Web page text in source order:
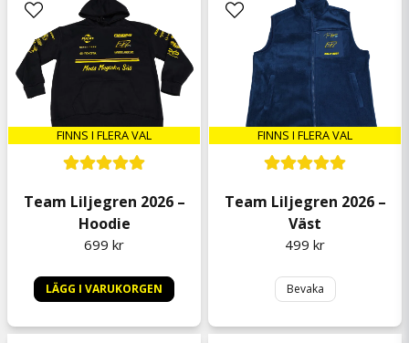
Henrik
för 1 år sedan
FINNS I FLERA VAL
Team Liljegren 2026 –
Hoodie
699 kr
LÄGG I VARUKORGEN
FINNS I FLERA VAL
Team Liljegren 2026 –
Väst
499 kr
Bevaka